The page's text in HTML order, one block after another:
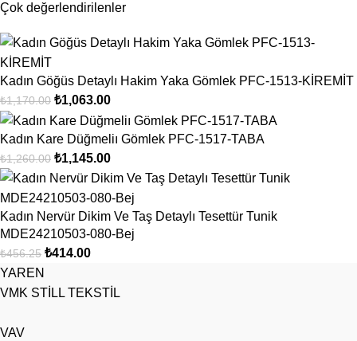
Çok değerlendirilenler
Kadın Göğüs Detaylı Hakim Yaka Gömlek PFC-1513-KİREMİT
₺1,170.00 ₺1,063.00
Kadın Kare Düğmeliı Gömlek PFC-1517-TABA
₺1,260.00 ₺1,145.00
Kadın Nervür Dikim Ve Taş Detaylı Tesettür Tunik
MDE24210503-080-Bej
₺456.25 ₺414.00
YAREN
VMK STİLL TEKSTİL
VAV